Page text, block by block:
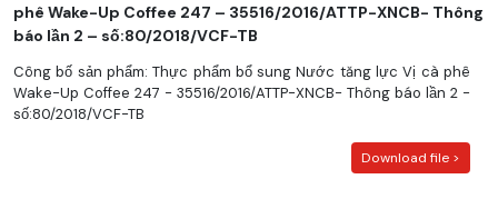
phê Wake-Up Coffee 247 – 35516/2016/ATTP-XNCB- Thông
báo lần 2 – số:80/2018/VCF-TB
Công bố sản phẩm: Thực phẩm bổ sung Nước tăng lực Vị cà phê
Wake-Up Coffee 247 - 35516/2016/ATTP-XNCB- Thông báo lần 2 -
số:80/2018/VCF-TB
Download file >